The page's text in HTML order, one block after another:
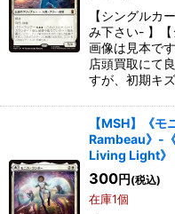
【シングルカ
み下さい- 】【
画像は見本で
店頭買取にて
すが、初期キ
【MSH】《
Rambeau》-
Living Light》
300円 (税込)
在庫1個